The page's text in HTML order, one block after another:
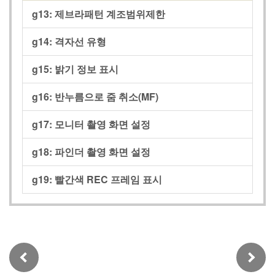
g13: 제브라패턴 계조범위제한
g14: 격자선 유형
g15: 밝기 정보 표시
g16: 반누름으로 줌 취소(MF)
g17: 모니터 촬영 화면 설정
g18: 파인더 촬영 화면 설정
g19: 빨간색 REC 프레임 표시